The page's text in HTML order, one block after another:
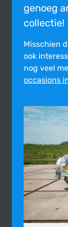
genoeg
collectie!
Misschien
ook
nog veel
occasions